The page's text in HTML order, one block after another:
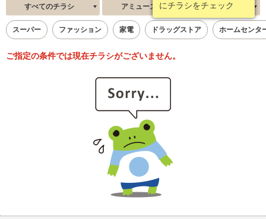
にチラシをチェック
すべてのチラシ アミューズメント 新着順
スーパー ファッション 家電 ドラッグストア ホームセンタ
ご指定の条件では現在チラシがございません。